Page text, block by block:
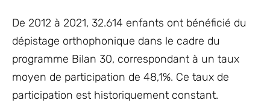
De 2012 à 2021, 32.614 enfants ont bénéficié du
dépistage orthophonique dans le cadre du
programme Bilan 30, correspondant à un taux
moyen de participation de 48,1%. Ce taux de
participation est historiquement constant.